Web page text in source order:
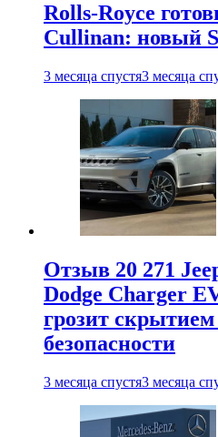
Rolls-Royce
Cullinan: новый
3 месяца спустя3 месяца
Отзыв 20 271
Dodge Charger
грозит
безопасности
3 месяца спустя3 месяца